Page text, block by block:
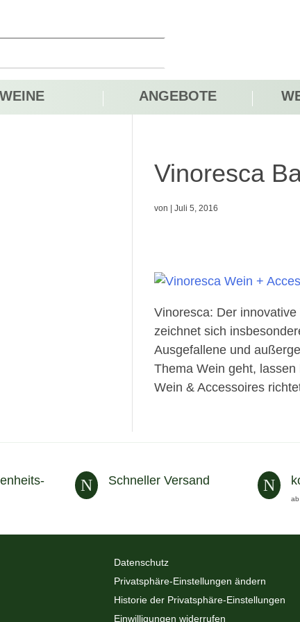
WEINE ANGEBOTE
Vinoresca
von |Juli 5, 2016
Vinoresca: Der
zeichnet sich
Ausgefallene und
Thema Wein geht,
Wein & Accessoires
N Schneller Versand N
Datenschutz
Privatsphäre-Einstellungen ändern
Historie der Privatsphäre-Einstellungen
Einwilligungen widerrufen